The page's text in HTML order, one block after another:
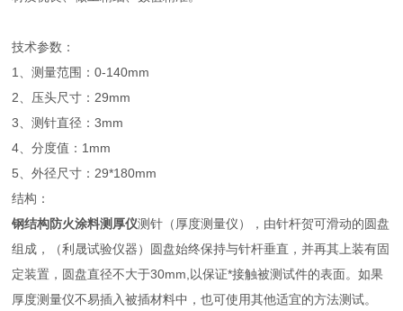
技术参数：
1、测量范围：0-140mm
2、压头尺寸：29mm
3、测针直径：3mm
4、分度值：1mm
5、外径尺寸：29*180mm
结构：
钢结构防火涂料测厚仪测针（厚度测量仪），由针杆贺可滑动的圆盘
组成，（利晟试验仪器）圆盘始终保持与针杆垂直，并再其上装有固
定装置，圆盘直径不大于30mm,以保证*接触被测试件的表面。如果
厚度测量仪不易插入被插材料中，也可使用其他适宜的方法测试。